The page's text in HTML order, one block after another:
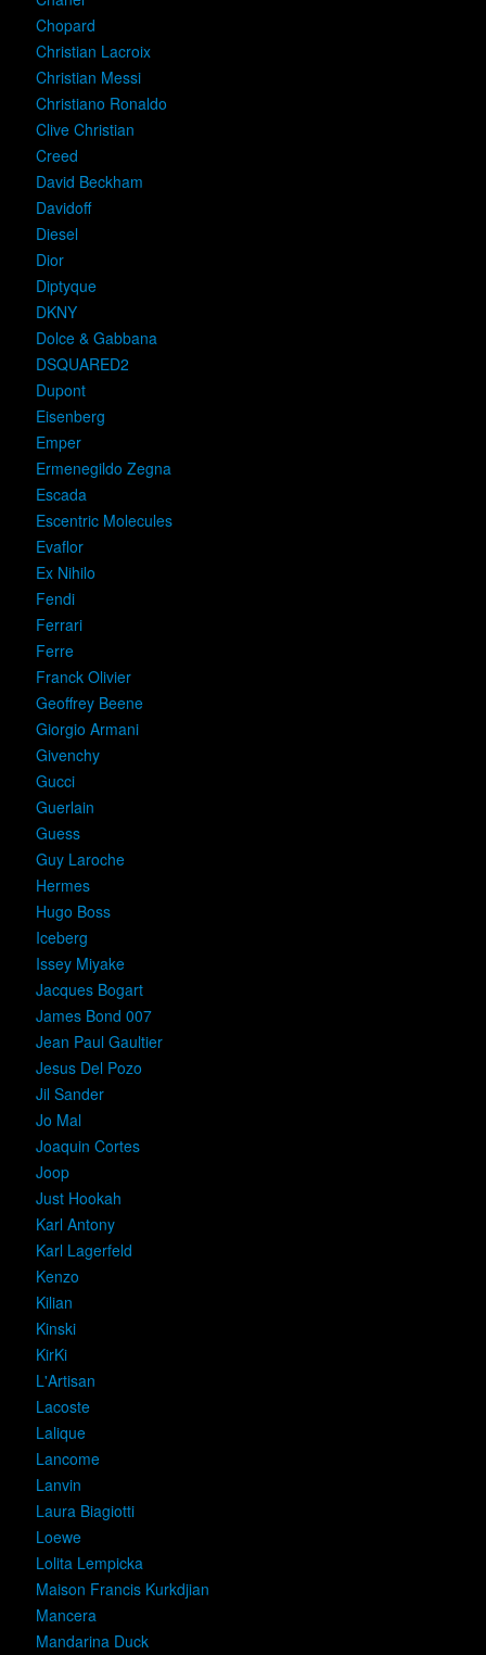
Chopard
Christian Lacroix
Christian Messi
Christiano Ronaldo
Clive Christian
Creed
David Beckham
Davidoff
Diesel
Dior
Diptyque
DKNY
Dolce & Gabbana
DSQUARED2
Dupont
Eisenberg
Emper
Ermenegildo Zegna
Escada
Escentric Molecules
Evaflor
Ex Nihilo
Fendi
Ferrari
Ferre
Franck Olivier
Geoffrey Beene
Giorgio Armani
Givenchy
Gucci
Guerlain
Guess
Guy Laroche
Hermes
Hugo Boss
Iceberg
Issey Miyake
Jacques Bogart
James Bond 007
Jean Paul Gaultier
Jesus Del Pozo
Jil Sander
Jo Mal
Joaquin Cortes
Joop
Just Hookah
Karl Antony
Karl Lagerfeld
Kenzo
Kilian
Kinski
KirKi
L'Artisan
Lacoste
Lalique
Lancome
Lanvin
Laura Biagiotti
Loewe
Lolita Lempicka
Maison Francis Kurkdjian
Mancera
Mandarina Duck